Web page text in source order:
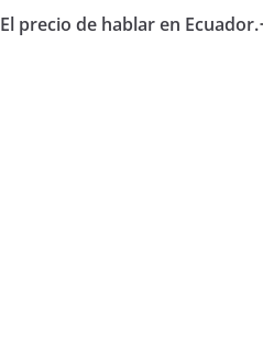
El precio de hablar en Ecuador.